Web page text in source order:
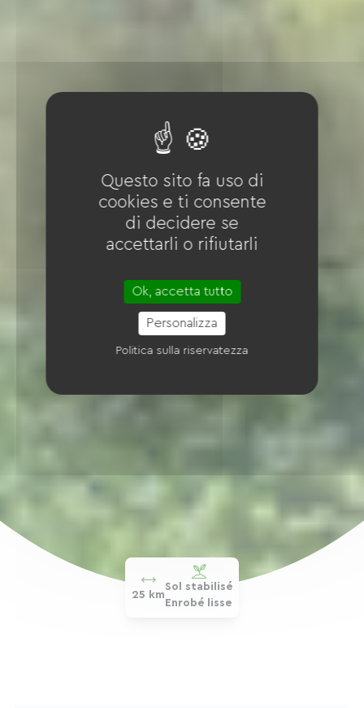
25 km
Sol stabilisé
Enrobé lisse
Questo sito fa uso di
cookies e ti consente
di decidere se
accettarli o rifiutarli
Ok, accetta tutto
Personalizza
Politica sulla riservatezza